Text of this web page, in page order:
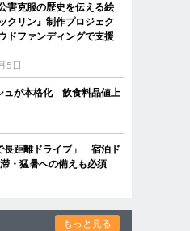
害克服の歴史を伝える絵
クリン』制作プロジェク
ドファンディングで支援
5日
ュが本格化 飲食料品値上
長距離ドライブ」 宿泊ド
・猛暑への備えも必須
もっと見る